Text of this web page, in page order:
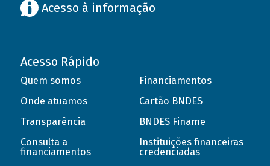
Acesso à informação
Acesso Rápido
Quem somos
Onde atuamos
Transparência
Consulta a
financiamentos
Financiamentos
Cartão BNDES
BNDES Finame
Instituições financeiras
credenciadas